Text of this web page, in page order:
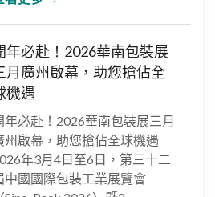
年必赴！2026華南包裝展
月廣州啟幕，助您搶佔全
機遇
年必赴！2026華南包裝展三月
州啟幕，助您搶佔全球機遇
年3月4日至6日，第三十二
中國國際包裝工業展覽會